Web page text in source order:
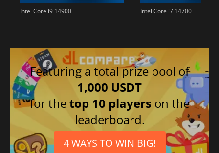
Intel Core i9 14900 Intel Core i7 14700
Featuring a total prize pool of
1,000 USDT
for thetop 10 players on the
leaderboard.
4 WAYS TO WIN BIG!